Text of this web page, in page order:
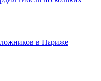
в Париже